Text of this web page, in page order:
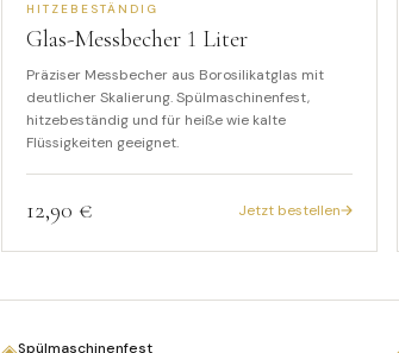
HITZEBESTÄNDIG
Glas-Messbecher 1 Liter
Präziser Messbecher aus Borosilikatglas mit
deutlicher Skalierung. Spülmaschinenfest,
hitzebeständig und für heiße wie kalte
Flüssigkeiten geeignet.
12,90 € Jetzt bestellen
Spülmaschinenfest